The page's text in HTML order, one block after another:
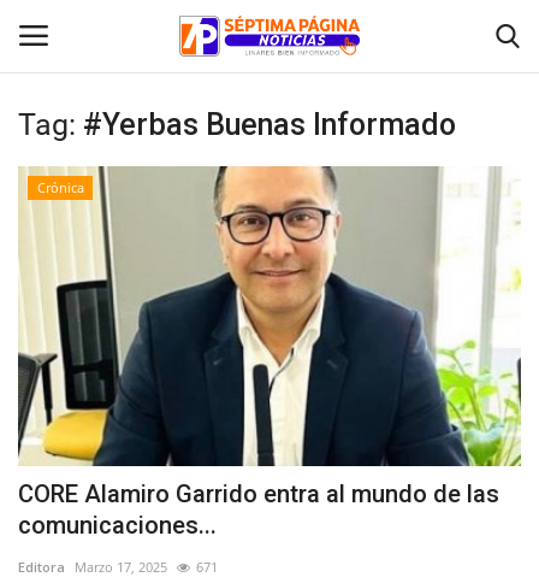
Inicio
Crónica
Policial
Tribunales
Deporte
Política
Espectáculos
Tag: #Yerbas Buenas Informado
Crónica
CORE Alamiro Garrido entra al mundo de las
comunicaciones...
Editora Marzo 17, 2025 671